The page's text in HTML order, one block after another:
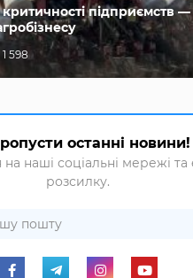
критичності підприємств
1 598
останні новини!
на наші соціальні мережі та
розсилку.